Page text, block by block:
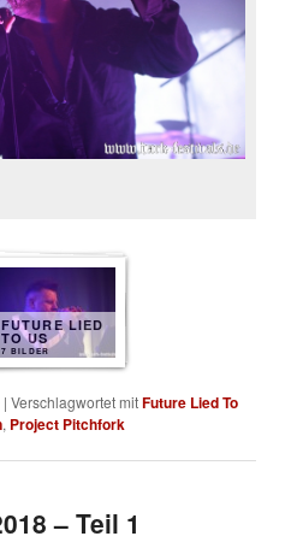
FUTURE LIED
TO US
7 BILDER
|Verschlagwortet mitFuture Lied To
, Project Pitchfork
– Teil 1